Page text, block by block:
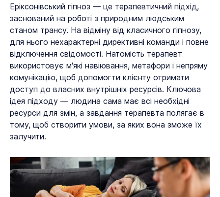
Еріксонівський гіпноз — це терапевтичний підхід,
заснований на роботі з природним людським
станом трансу. На відміну від класичного гіпнозу,
для нього нехарактерні директивні команди і повне
відключення свідомості. Натомість терапевт
використовує м'які навіювання, метафори і непряму
комунікацію, щоб допомогти клієнту отримати
доступ до власних внутрішніх ресурсів. Ключова
ідея підходу — людина сама має всі необхідні
ресурси для змін, а завдання терапевта полягає в
тому, щоб створити умови, за яких вона зможе їх
залучити.